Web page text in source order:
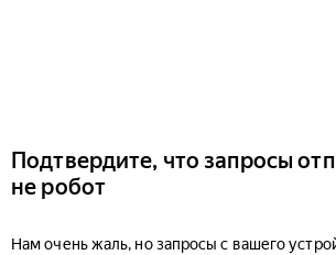
Подтвердите, что запросы
не робот
Нам очень жаль, но запросы с вашего